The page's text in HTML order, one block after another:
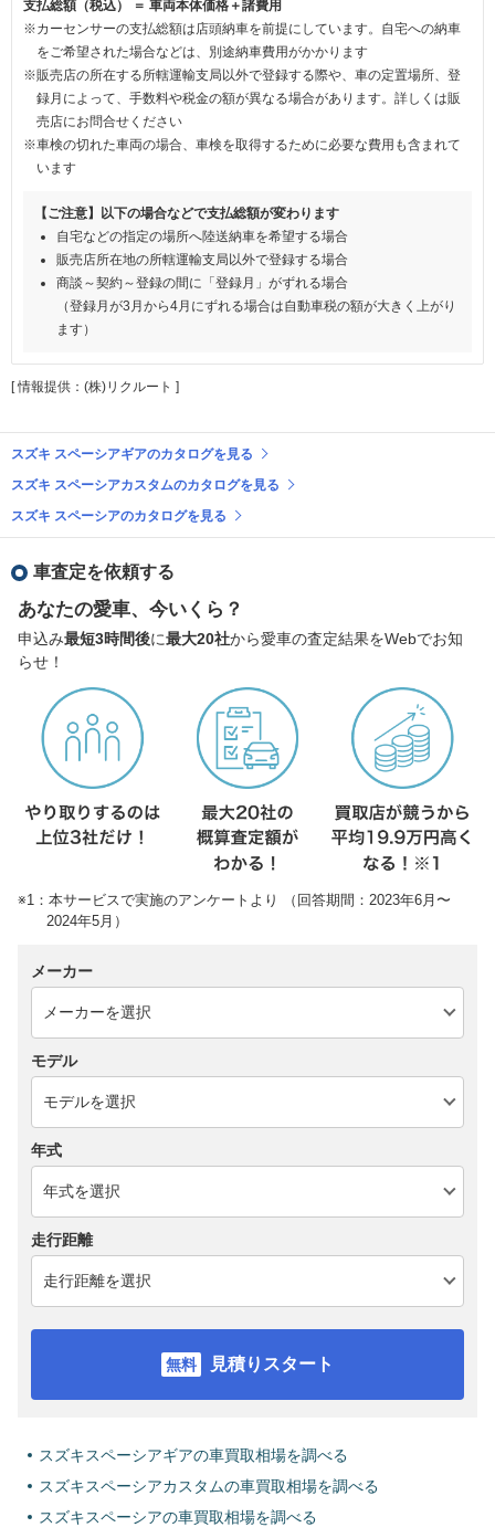
支払総額（税込） ＝ 車両本体価格＋諸費用
※カーセンサーの支払総額は店頭納車を前提にしています。自宅への納車
をご希望された場合などは、別途納車費用がかかります
※販売店の所在する所轄運輸支局以外で登録する際や、車の定置場所、登
録月によって、手数料や税金の額が異なる場合があります。詳しくは販
売店にお問合せください
※車検の切れた車両の場合、車検を取得するために必要な費用も含まれて
います
【ご注意】以下の場合などで支払総額が変わります
自宅などの指定の場所へ陸送納車を希望する場合
販売店所在地の所轄運輸支局以外で登録する場合
商談～契約～登録の間に「登録月」がずれる場合
（登録月が3月から4月にずれる場合は自動車税の額が大きく上がり
ます）
[ 情報提供：(株)リクルート ]
スズキ スペーシアギアのカタログを見る
スズキ スペーシアカスタムのカタログを見る
スズキ スペーシアのカタログを見る
車査定を依頼する
あなたの愛車、今いくら？
申込み最短3時間後に最大20社から愛車の査定結果をWebでお知
らせ！
※1：本サービスで実施のアンケートより （回答期間：2023年6月〜
2024年5月）
メーカー
モデル
年式
走行距離
見積りスタート
スズキスペーシアギアの車買取相場を調べる
スズキスペーシアカスタムの車買取相場を調べる
スズキスペーシアの車買取相場を調べる